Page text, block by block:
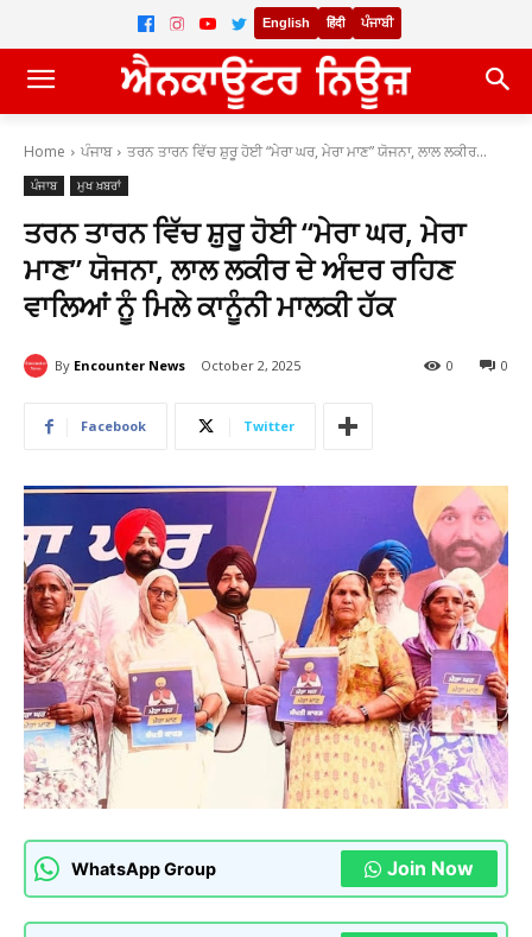
English हिंदी ਪੰਜਾਬੀ
Home ਪੰਜਾਬ ਤਰਨ ਤਾਰਨ ਵਿੱਚ ਸ਼ੁਰੂ ਹੋਈ “ਮੇਰਾ ਘਰ, ਮੇਰਾ ਮਾਣ” ਯੋਜਨਾ, ਲਾਲ ਲਕੀਰ...
ਪੰਜਾਬ ਮੁਖ ਖ਼ਬਰਾਂ
ਤਰਨ ਤਾਰਨ ਵਿੱਚ ਸ਼ੁਰੂ ਹੋਈ “ਮੇਰਾ ਘਰ, ਮੇਰਾ
ਮਾਣ” ਯੋਜਨਾ, ਲਾਲ ਲਕੀਰ ਦੇ ਅੰਦਰ ਰਹਿਣ
ਵਾਲਿਆਂ ਨੂੰ ਮਿਲੇ ਕਾਨੂੰਨੀ ਮਾਲਕੀ ਹੱਕ
By Encounter News October 2, 2025 0
0
Facebook Twitter
WhatsApp Group Join Now